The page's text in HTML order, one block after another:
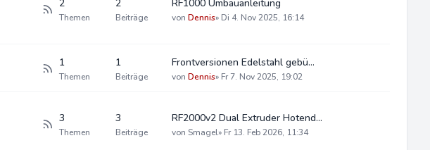
2
Themen
2
Beiträge
RF1000 Umbauanleitung
von Dennis» Di 4. Nov 2025, 16:14
1
Themen
1
Beiträge
Frontversionen Edelstahl gebü…
von Dennis» Fr 7. Nov 2025, 19:02
3
Themen
3
Beiträge
RF2000v2 Dual Extruder Hotend…
von Smagel» Fr 13. Feb 2026, 11:34